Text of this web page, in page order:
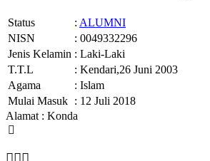
Status : ALUMNI
NISN
: 0049332296
Jenis Kelamin : Laki-Laki
T.T.L
: Kendari,26 Juni 2003
Agama
: Islam
Mulai Masuk : 12 Juli 2018
Alamat : Konda